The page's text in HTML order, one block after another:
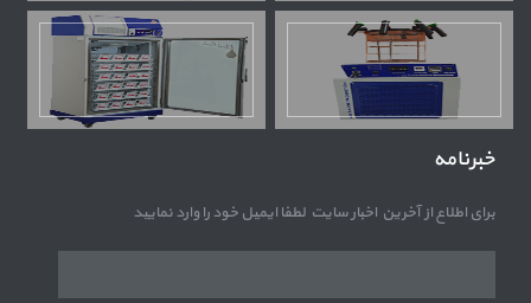
خبرنامه
برای اطلاع از آخرین اخبار سایت لطفا ایمیل خود را وارد نمایید